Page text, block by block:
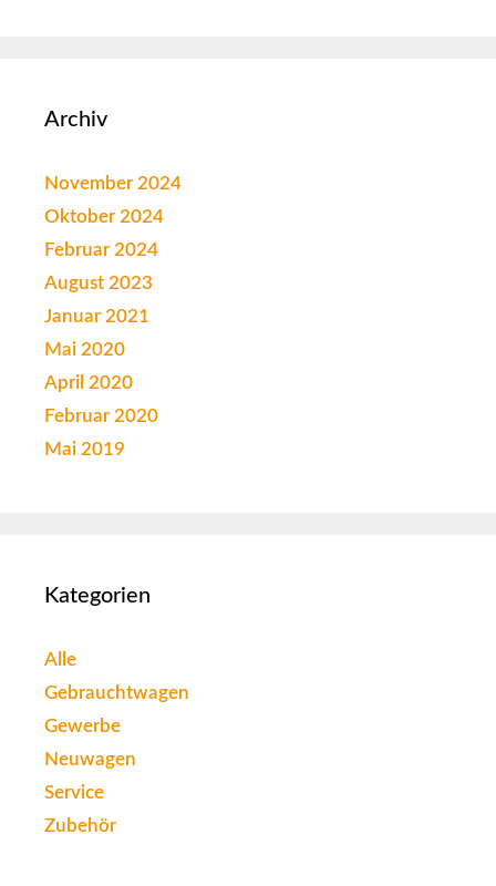
Archiv
November 2024
Oktober 2024
Februar 2024
August 2023
Januar 2021
Mai 2020
April 2020
Februar 2020
Mai 2019
Kategorien
Alle
Gebrauchtwagen
Gewerbe
Neuwagen
Service
Zubehör